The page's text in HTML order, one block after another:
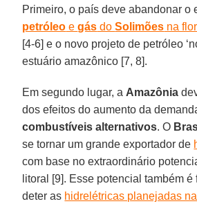
Primeiro, o país deve abandonar o
petróleo egás doSolimões na
[4-6] e o novo projeto de petróleo
estuário amazônico [7, 8].
Em segundo lugar, a Amazônia
dos efeitos do aumento da
combustíveis alternativos. O
se tornar um grande exportador de
com base no extraordinário
litoral [9]. Esse potencial também
deter as hidrelétricas planejadas